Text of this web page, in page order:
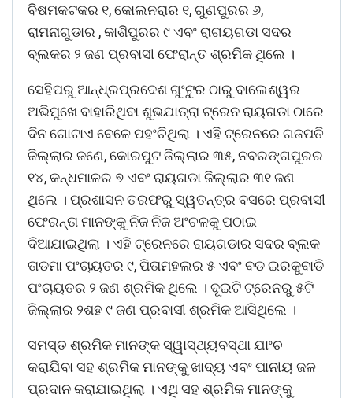
ବିଷମକଟକର ୧, କୋଲନରାର ୧, ଗୁଣପୁରର ୬,
ରାମନାଗୁଡାର , କାଶିପୁରର ୯ ଏବଂ ରାଗୟଗଡା ସଦର
ବ୍ଲକର ୨ ଜଣ ପ୍ରବାସୀ ଫେରାନ୍ତ ଶ୍ରମିକ ଥିଲେ ।
ସେହିପରୁ ଆନ୍ଧ୍ରପ୍ରଦେଶ ଗୁଂଟୁର ଠାରୁ ବାଲେଶ୍ୱର
ଅଭିମୁଖେ ବାହାରିଥିବା ଶୁଭଯାତ୍ରା ଟ୍ରେନ ରାୟଗଡା ଠାରେ
ଦିନ ଗୋଟାଏ ବେଳେ ପହଂଚିଥିଲା । ଏହି ଟ୍ରେନରେ ଗଜପତି
ଜିଲ୍ଲାର ଜଣେ, କୋରପୁଟ ଜିଲ୍ଲାର ୩୫, ନବରଙ୍ଗପୁରର
୧୪, କନ୍ଧମାଳର ୭ ଏବଂ ରାୟଗଡା ଜିଲ୍ଲାର ୩୧ ଜଣ
ଥିଲେ । ପ୍ରଶାସନ ତରଫରୁ ସ୍ୱତନ୍ତ୍ର ବସରେ ପ୍ରବାସୀ
ଫେରନ୍ତା ମାନଙ୍କୁ ନିଜ ନିଜ ଅଂଚଳକୁ ପଠାଇ
ଦିଆଯାଇଥିଲା । ଏହି ଟ୍ରେନରେ ରାୟଗଡାର ସଦର ବ୍ଲକ
ତାଡମା ପଂଚାୟତର ୯, ପିତାମହଲର ୫ ଏବଂ ବଡ ଇରକୁବାଡି
ପଂଚାୟତର ୨ ଜଣ ଶ୍ରମିକ ଥିଲେ । ଦୂଇଟି ଟ୍ରେନରୁ ୫ଟି
ଜିଲ୍ଲାର ୨ଶହ ୯ ଜଣ ପ୍ରବାସୀ ଶ୍ରମିକ ଆସିଥିଲେ ।
ସମସ୍ତ ଶ୍ରମିକ ମାନଙ୍କ ସ୍ୱାସ୍ଥ୍ୟବସ୍ଥା ଯାଂଚ
କରାଯିବା ସହ ଶ୍ରମିକ ମାନଙ୍କୁ ଖାଦ୍ୟ ଏବଂ ପାନୀୟ ଜଳ
ପ୍ରଦାନ କରାଯାଇଥିଲା । ଏଥି ସହ ଶ୍ରମିକ ମାନଙ୍କୁ